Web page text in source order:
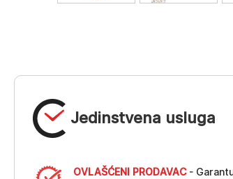
Jedinstvena usluga
OVLAŠĆENI PRODAVAC-